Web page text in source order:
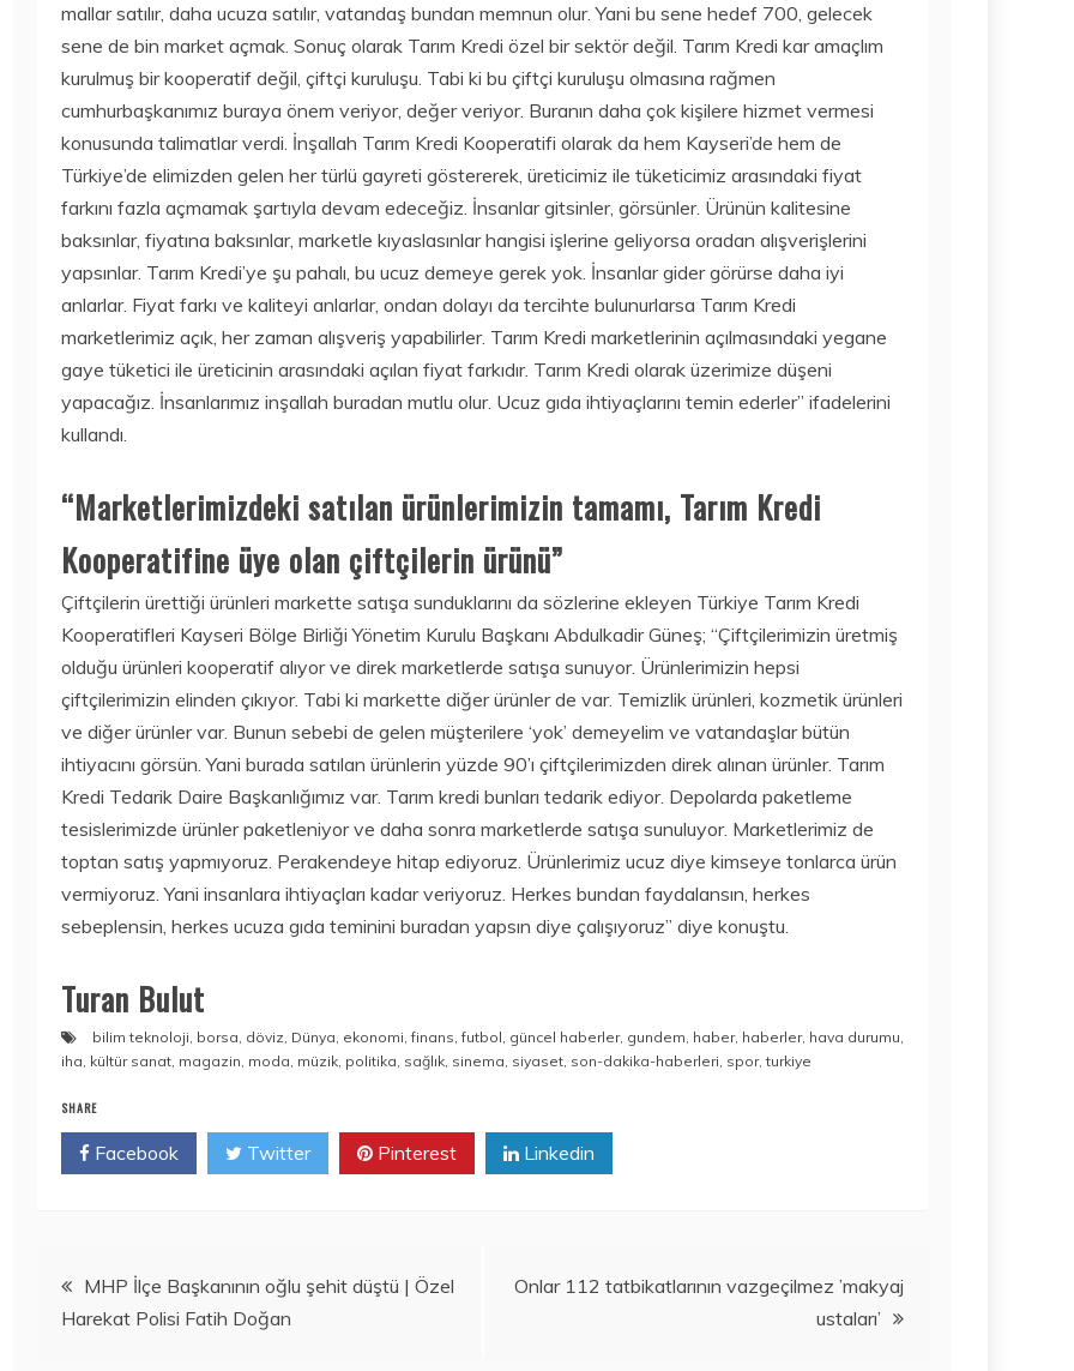
mallar satılır, daha ucuza satılır, vatandaş bundan memnun olur. Yani bu sene hedef 700, gelecek
sene de bin market açmak. Sonuç olarak Tarım Kredi özel bir sektör değil. Tarım Kredi kar amaçlım
kurulmuş bir kooperatif değil, çiftçi kuruluşu. Tabi ki bu çiftçi kuruluşu olmasına rağmen
cumhurbaşkanımız buraya önem veriyor, değer veriyor. Buranın daha çok kişilere hizmet vermesi
konusunda talimatlar verdi. İnşallah Tarım Kredi Kooperatifi olarak da hem Kayseri’de hem de
Türkiye’de elimizden gelen her türlü gayreti göstererek, üreticimiz ile tüketicimiz arasındaki fiyat
farkını fazla açmamak şartıyla devam edeceğiz. İnsanlar gitsinler, görsünler. Ürünün kalitesine
baksınlar, fiyatına baksınlar, marketle kıyaslasınlar hangisi işlerine geliyorsa oradan alışverişlerini
yapsınlar. Tarım Kredi’ye şu pahalı, bu ucuz demeye gerek yok. İnsanlar gider görürse daha iyi
anlarlar. Fiyat farkı ve kaliteyi anlarlar, ondan dolayı da tercihte bulunurlarsa Tarım Kredi
marketlerimiz açık, her zaman alışveriş yapabilirler. Tarım Kredi marketlerinin açılmasındaki yegane
gaye tüketici ile üreticinin arasındaki açılan fiyat farkıdır. Tarım Kredi olarak üzerimize düşeni
yapacağız. İnsanlarımız inşallah buradan mutlu olur. Ucuz gıda ihtiyaçlarını temin ederler” ifadelerini
kullandı.
“Marketlerimizdeki satılan ürünlerimizin tamamı, Tarım Kredi
Kooperatifine üye olan çiftçilerin ürünü”
Çiftçilerin ürettiği ürünleri markette satışa sunduklarını da sözlerine ekleyen Türkiye Tarım Kredi
Kooperatifleri Kayseri Bölge Birliği Yönetim Kurulu Başkanı Abdulkadir Güneş; “Çiftçilerimizin üretmiş
olduğu ürünleri kooperatif alıyor ve direk marketlerde satışa sunuyor. Ürünlerimizin hepsi
çiftçilerimizin elinden çıkıyor. Tabi ki markette diğer ürünler de var. Temizlik ürünleri, kozmetik ürünleri
ve diğer ürünler var. Bunun sebebi de gelen müşterilere ‘yok’ demeyelim ve vatandaşlar bütün
ihtiyacını görsün. Yani burada satılan ürünlerin yüzde 90’ı çiftçilerimizden direk alınan ürünler. Tarım
Kredi Tedarik Daire Başkanlığımız var. Tarım kredi bunları tedarik ediyor. Depolarda paketleme
tesislerimizde ürünler paketleniyor ve daha sonra marketlerde satışa sunuluyor. Marketlerimiz de
toptan satış yapmıyoruz. Perakendeye hitap ediyoruz. Ürünlerimiz ucuz diye kimseye tonlarca ürün
vermiyoruz. Yani insanlara ihtiyaçları kadar veriyoruz. Herkes bundan faydalansın, herkes
sebeplensin, herkes ucuza gıda teminini buradan yapsın diye çalışıyoruz” diye konuştu.
Turan Bulut
bilim teknoloji, borsa, döviz, Dünya, ekonomi,finans,futbol, güncel haberler, gundem, haber, haberler, hava durumu,
iha, kültür sanat, magazin, moda, müzik, politika, sağlık, sinema, siyaset, son-dakika-haberleri, spor,turkiye
SHARE
Facebook Twitter Pinterest Linkedin
Yazı
gezinmesi
MHP İlçe Başkanının oğlu şehit düştü | Özel
Harekat Polisi Fatih Doğan
Onlar 112 tatbikatlarının vazgeçilmez ’makyaj
ustaları’